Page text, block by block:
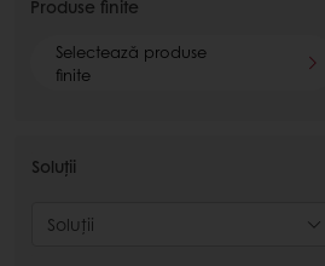
Produse finite
Selectează produse
finite
Soluții
Soluții